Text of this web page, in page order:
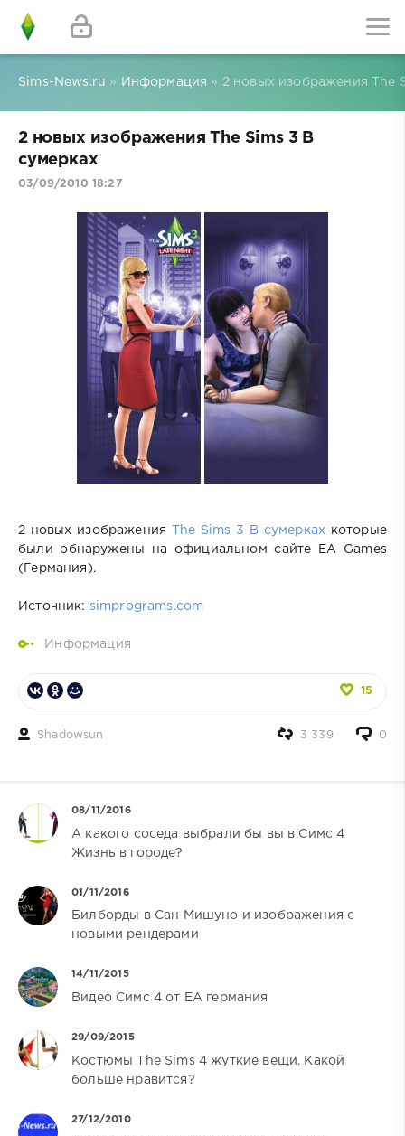
Sims-News.ru » Информация » 2 новых изображения The
2 новых изображения The Sims 3 В
сумерках
03/09/2010 18:27
2 новых изображения The Sims 3 В сумерках которые
были обнаружены на официальном сайте EA Games
(Германия).
Источник: simprograms.com
Информация
15
Shadowsun 0
3 339
08/11/2016
А какого соседа выбрали бы вы в Симс 4
Жизнь в городе?
01/11/2016
Билборды в Сан Мишуно и изображения с
новыми рендерами
14/11/2015
Видео Симс 4 от EA германия
29/09/2015
Костюмы The Sims 4 жуткие вещи. Какой
больше нравится?
27/12/2010